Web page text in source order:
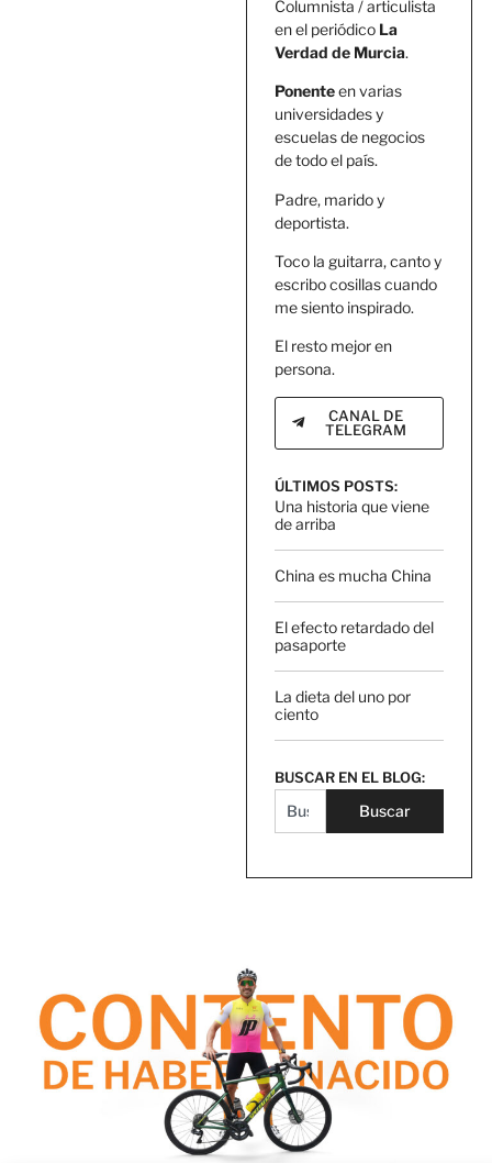
Columnista / articulista
en el periódico La
Verdad de Murcia.
Ponenteen varias
universidades y
escuelas de negocios
de todo el país.
Padre, marido y
deportista.
Toco la guitarra, canto y
escribo cosillas cuando
me siento inspirado.
El resto mejor en
persona.
CANAL DE
TELEGRAM
ÚLTIMOS POSTS:
Una historia que viene
de arriba
China es mucha China
El efecto retardado del
pasaporte
La dieta del uno por
ciento
BUSCAR EN EL BLOG:
Buscar